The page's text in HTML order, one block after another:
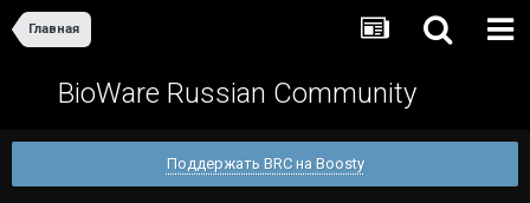
Главная
BioWare Russian Community
Поддержать BRC на Boosty